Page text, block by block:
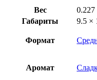
Вес
0.227
Габариты
9.5 ×
Формат
Аромат